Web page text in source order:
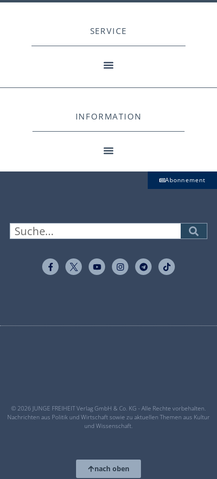
SERVICE
INFORMATION
Abonnement
© 2026 JUNGE FREIHEIT Verlag GmbH & Co. KG - Alle Rechte vorbehalten.
Nachrichten aus Politik und Wirtschaft sowie zu aktuellen Themen aus Kultur
und Wissenschaft.
nach oben